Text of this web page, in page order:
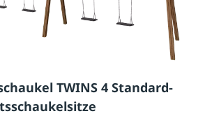
TWINS 4 Standard-